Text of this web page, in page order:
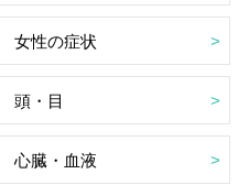
女性の症状
頭・目
心臓・血液